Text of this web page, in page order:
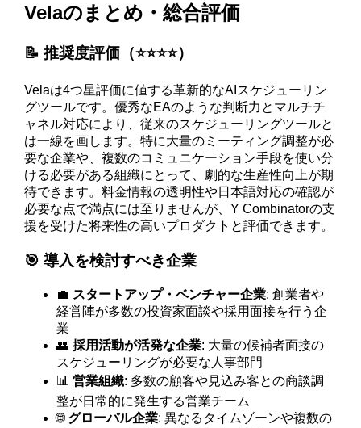
Velaのまとめ・総合評価
📝 推奨度評価（⭐️⭐️⭐️⭐️）
Velaは4つ星評価に値する革新的なAIスケジューリン
グツールです。優秀なEAのような判断力とマルチチ
ャネル対応により、従来のスケジューリングツールと
は一線を画します。特に大量のミーティング調整が必
要な企業や、複数のコミュニケーション手段を使い分
ける必要がある組織にとって、劇的な生産性向上が期
待できます。料金情報の透明性や日本語対応の確認が
必要な点で満点には至りませんが、Y Combinatorの支
援を受けた将来性の高いプロダクトと評価できます。
🎯 導入を検討すべき企業
💼 スタートアップ・ベンチャー企業: 創業者や
経営陣が多数の投資家面談や採用面接を行う企
業
👥採用活動が活発な企業: 大量の候補者面接の
スケジューリングが必要な人事部門
📊営業組織: 多数の顧客や見込み客との商談調
整が日常的に発生する営業チーム
🌐グローバル企業: 異なるタイムゾーンや複数の